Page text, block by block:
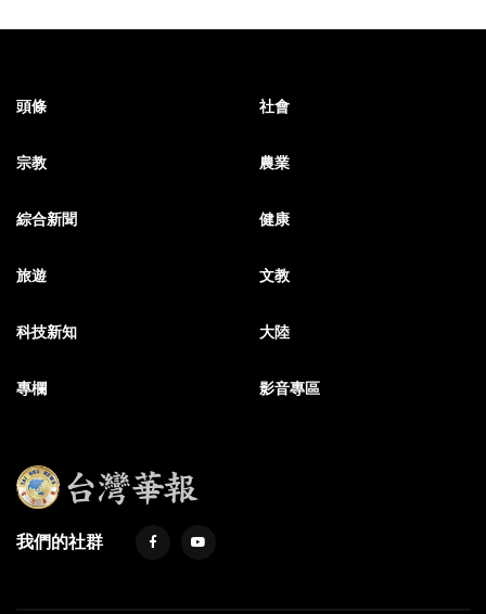
頭條 社會
宗教 農業
綜合新聞 健康
旅遊 文教
科技新知 大陸
專欄 影音專區
我們的社群